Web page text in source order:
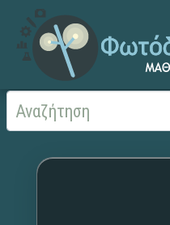
Αρχική Χωρίς τίτλο